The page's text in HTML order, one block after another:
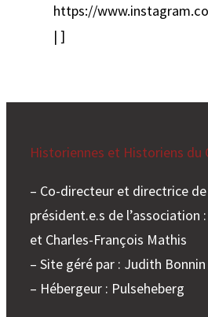
https://
| ]
Historiennes et Historiens du
– Co-directeur et directrice
président.e.s de l’association
et Charles-François Mathis
– Site géré par : Judith Bonnin
– Hébergeur : Pulseheberg